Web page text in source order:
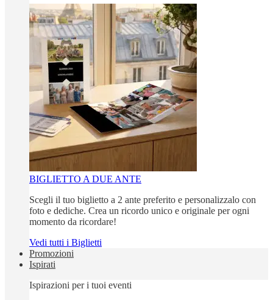
BIGLIETTO A DUE ANTE
Scegli il tuo biglietto a 2 ante preferito e personalizzalo con
foto e dediche. Crea un ricordo unico e originale per ogni
momento da ricordare!
Vedi tutti i Biglietti
Promozioni
Ispirati
Ispirazioni per i tuoi eventi